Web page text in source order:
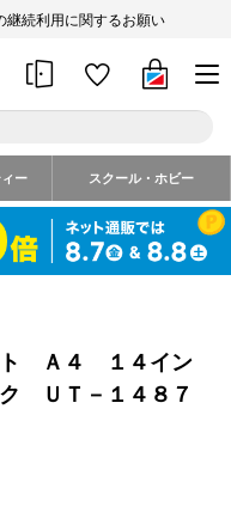
継続利用に関するお願い
ー スクール・ホビー
Ａ４ １４イン
ＵＴ－１４８７